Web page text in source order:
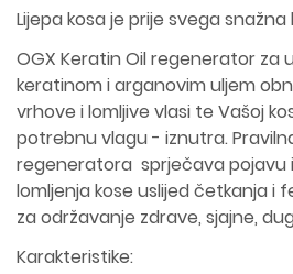
Lijepa kosa je prije svega snažna
OGX Keratin Oil regenerator za
keratinom i arganovim uljem
vrhove i lomljive vlasi te Vašoj
potrebnu vlagu - iznutra.
regeneratora sprječava pojavu
lomljenja kose uslijed četkanja i
za održavanje zdrave, sjajne,
Karakteristike: